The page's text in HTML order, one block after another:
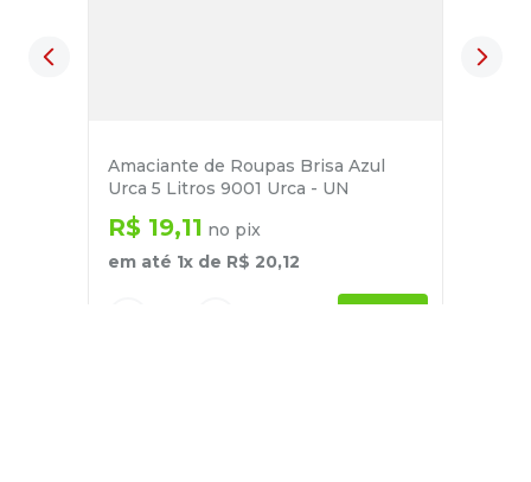
Amaciante de Roupas Brisa Azul
Urca 5 Litros 9001 Urca - UN
R$ 19,11 no pix
em até 1x de R$ 20,12